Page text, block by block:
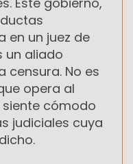
en un juez de
un aliado
censura. No es
opera al
cómodo
judiciales cuya